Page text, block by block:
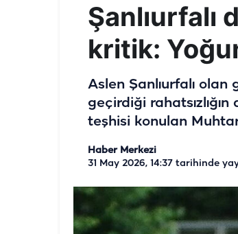
kritik:
Aslen Şanlıurfalı
geçirdiği
teşhisi konulan
Haber Merkezi
31 May 2026, 14:37 tarihinde